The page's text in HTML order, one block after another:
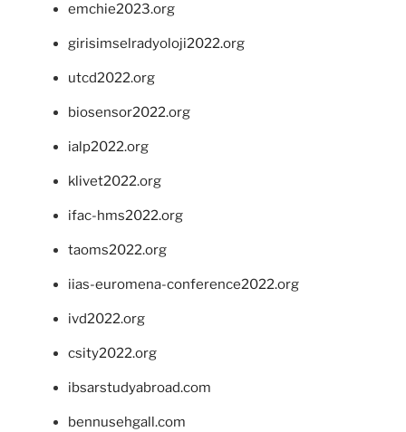
emchie2023.org
girisimselradyoloji2022.org
utcd2022.org
biosensor2022.org
ialp2022.org
klivet2022.org
ifac-hms2022.org
taoms2022.org
iias-euromena-conference2022.org
ivd2022.org
csity2022.org
ibsarstudyabroad.com
bennusehgall.com